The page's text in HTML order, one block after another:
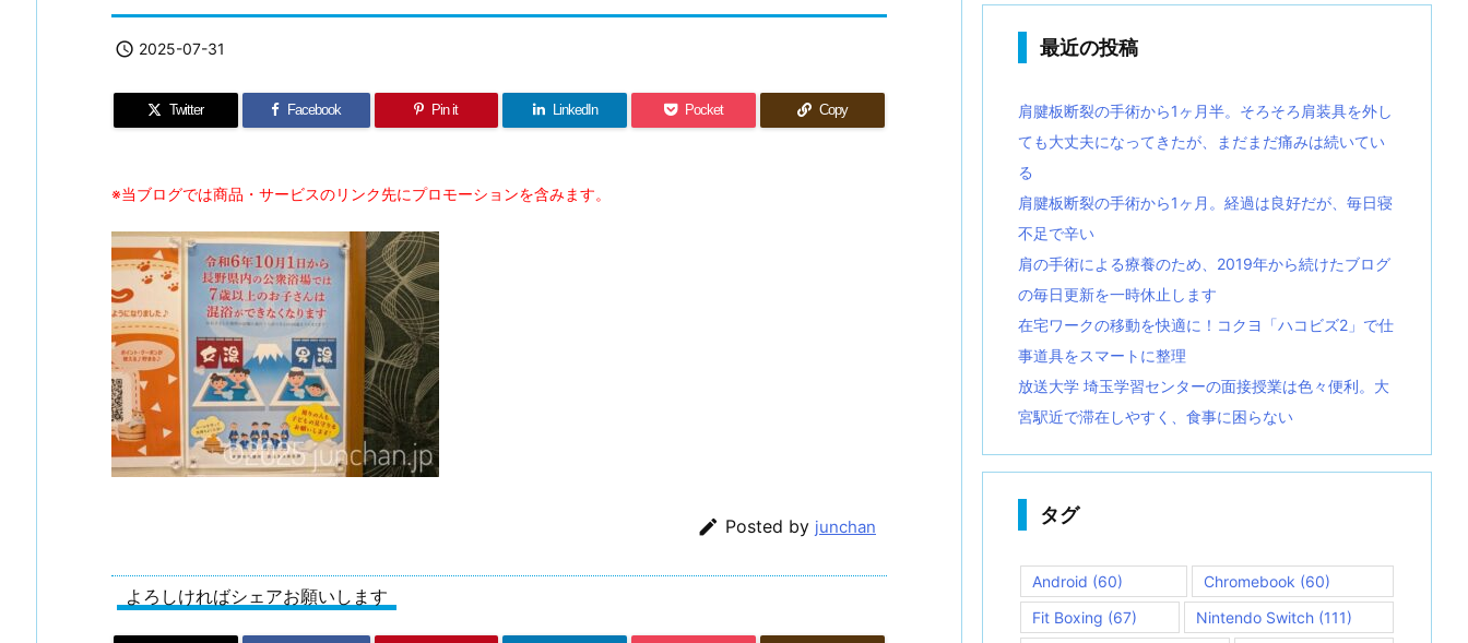
 2025-07-31
Twitter Facebook Pin it LinkedIn Pocket Copy
※当ブログでは商品・サービスのリンク先にプロモーションを含みます。
 Posted by junchan
よろしければシェアお願いします
最近の投稿
肩腱板断裂の手術から1ヶ月半。そろそろ肩装具を外し
ても大丈夫になってきたが、まだまだ痛みは続いてい
る
肩腱板断裂の手術から1ヶ月。経過は良好だが、毎日寝
不足で辛い
肩の手術による療養のため、2019年から続けたブログ
の毎日更新を一時休止します
在宅ワークの移動を快適に！コクヨ「ハコビズ2」で仕
事道具をスマートに整理
放送大学 埼玉学習センターの面接授業は色々便利。大
宮駅近で滞在しやすく、食事に困らない
タグ
Android (60) Chromebook (60)
Fit Boxing (67) Nintendo Switch(111)